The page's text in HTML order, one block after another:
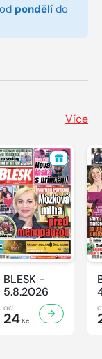
pondělí do
Více
BLESK -
5.8.2026
od
24Kč